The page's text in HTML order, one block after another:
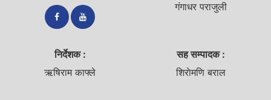
गंगाधर पराजुली
निर्देशक :
ऋषिराम काफ्ले
सह सम्पादक :
शिराेमणि बराल